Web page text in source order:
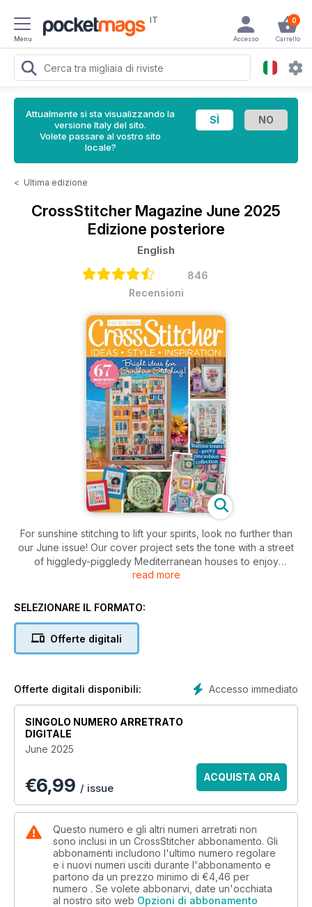
Menu
IT 0
Carrello
Accesso
Attualmente si sta visualizzando la
versione Italy del sito.
Volete passare al vostro sito
locale?
< Ultima edizione
CrossStitcher Magazine June 2025
Edizione posteriore
English
846
Recensioni
For sunshine stitching to lift your spirits, look no further than
our June issue! Our cover project sets the tone with a street
of higgledy-piggledy Mediterranean houses to enjoy
bringing to life.
We’ve filled this issue with more must-stitch designs – from
picture and card set. You can also create a pretty collection
of teatime pincushions and go for the ‘wow’ factor with our
read more
SELEZIONARE IL FORMATO:
Offerte digitali
Accesso immediato
Offerte digitali disponibili:
SINGOLO NUMERO ARRETRATO
DIGITALE
June 2025
€6,99 / issue
ACQUISTA ORA
Questo numero e gli altri numeri arretrati non
sono inclusi in un CrossStitcher abbonamento. Gli
abbonamenti includono l'ultimo numero regolare
e i nuovi numeri usciti durante l'abbonamento e
partono da un prezzo minimo di €4,46 per
numero . Se volete abbonarvi, date un'occhiata
al nostro sito web Opzioni di abbonamento